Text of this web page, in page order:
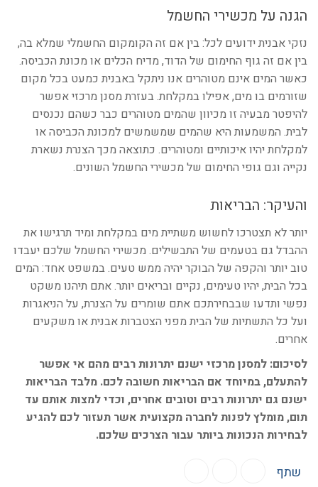
הגנה על מכשירי החשמל
נזקי אבנית ידועים לכל: בין אם זה הקומקום החשמלי שמלא בה,
בין אם זה גוף החימום של הדוד, מדיח הכלים או מכונת הכביסה.
כאשר המים אינם מטוהרים אנו ניתקל באבנית כמעט בכל מקום
שזורמים בו מים, אפילו במקלחת. בעזרת מסנן מרכזי אפשר
להיפטר מבעיה זו מכיוון שהמים מטוהרים כבר כשהם נכנסים
לבית. המשמעות היא שהמים שמשמשים למכונת הכביסה או
למקלחת יהיו איכותיים ומטוהרים. כתוצאה מכך הצנרת נשארת
נקייה וגם גופי החימום של מכשירי החשמל השונים.
והעיקר: הבריאות
יותר לא תצטרכו לחשוש משתיית מים במקלחת ומיד תרגישו את
ההבדל גם בטעמים של התבשילים. מכשירי החשמל שלכם יעבדו
טוב יותר והקפה של הבוקר יהיה ממש טעים. במשפט אחד: המים
בכל הבית, יהיו טעימים, נקיים ובריאים יותר. אתם תיהנו משקט
נפשי ותדעו שבבחירתכם אתם שומרים על הצנרת, על הניאגרות
ועל כל התשתיות של הבית מפני הצטברות אבנית או משקעים
אחרים.
לסיכום: למסנן מרכזי ישנם יתרונות רבים מהם אי אפשר
להתעלם, במיוחד אם הבריאות חשובה לכם. מלבד הבריאות
ישנם גם יתרונות רבים וטובים אחרים, וכדי למצות אותם עד
תום, מומלץ לפנות לחברה מקצועית אשר תעזור לכם להגיע
לבחירות הנכונות ביותר עבור הצרכים שלכם.
שתף